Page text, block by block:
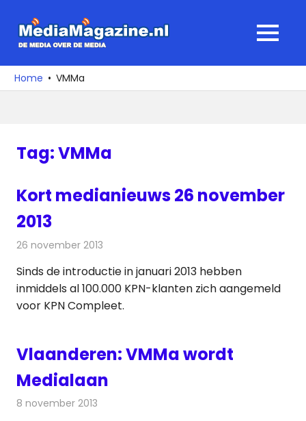
naar
media
over
MENU
Home VMMa
Tag:VMMa
Kort medianieuws 26 november
2013
26 november 2013
Sinds de introductie in januari 2013 hebben
inmiddels al 100.000 KPN-klanten zich aangemeld
voor KPN Compleet.
Vlaanderen: VMMa wordt
Medialaan
8 november 2013